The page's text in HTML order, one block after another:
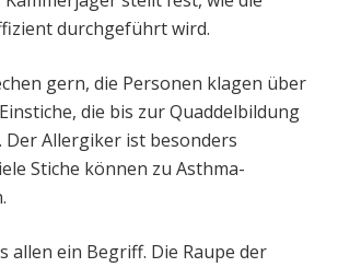
durchgeführt wird.
gern, die Personen klagen über
die bis zur Quaddelbildung
Allergiker ist besonders
Stiche können zu Asthma-
allen ein Begriff. Die Raupe der